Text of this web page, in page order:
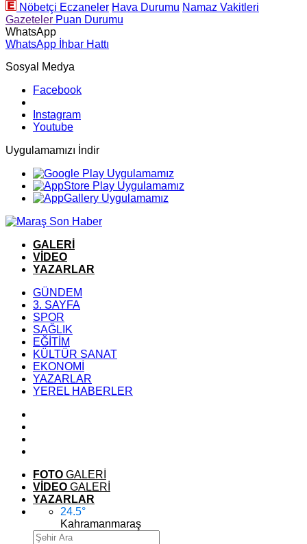
Nöbetçi Eczaneler Hava Durumu Namaz Vakitleri
Gazeteler Puan Durumu
WhatsApp
WhatsApp İhbar Hattı
Sosyal Medya
Facebook
Instagram
Youtube
Uygulamamızı İndir
GALERİ
VİDEO
YAZARLAR
GÜNDEM
3. SAYFA
SPOR
SAĞLIK
EĞİTİM
KÜLTÜR SANAT
EKONOMİ
YAZARLAR
YEREL HABERLER
FOTO GALERİ
VİDEO GALERİ
YAZARLAR
24.5°
Kahramanmaraş